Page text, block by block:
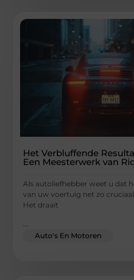
Het Verbluffende
Een Meesterwerk van
Als autoliefhebber weet u dat
van uw voertuig net zo
Het draait
...
Auto's En Motoren